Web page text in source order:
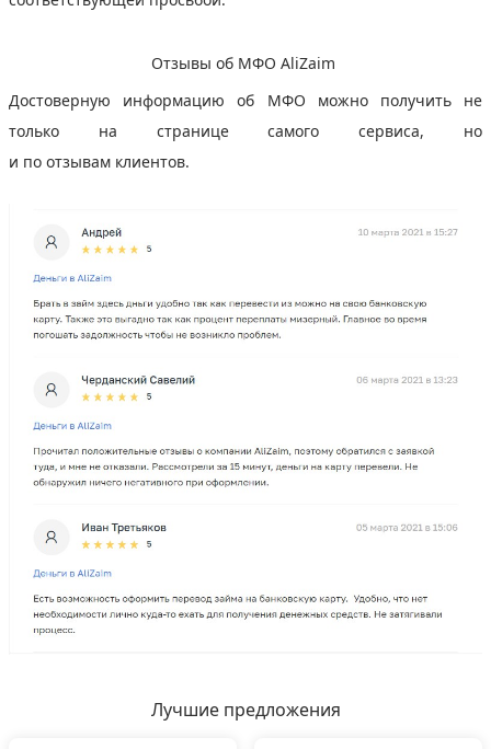
Отзывы об МФО AliZaim
Достоверную информацию об МФО можно получить не
только на странице самого сервиса, но
и по отзывам клиентов.
Лучшие предложения